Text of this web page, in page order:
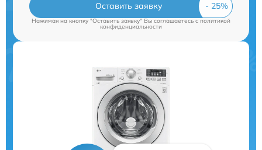
Оставить заявку
Нажимая на кнопку "Оставить заявку" Вы соглашаетесь c политикой
конфиденциальности